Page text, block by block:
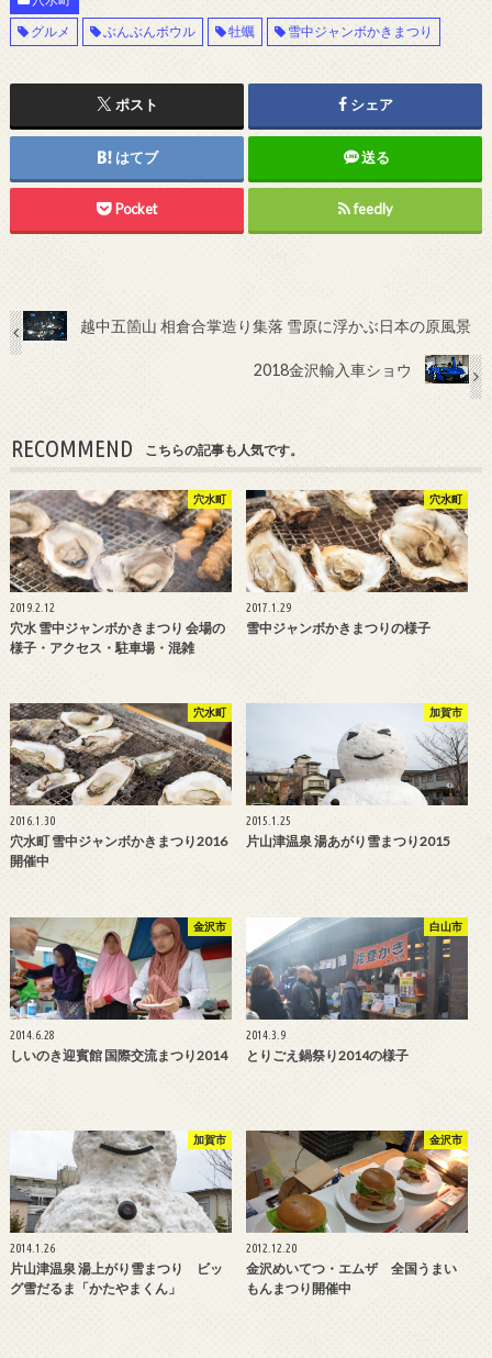
グルメ
ぶんぶんボウル 牡蠣 雪中ジャンボかきまつり
ポスト シェア
はてブ 送る
Pocket feedly
越中五箇山 相倉合掌造り集落 雪原に浮かぶ日本の原風景
2018金沢輸入車ショウ
RECOMMEND こちらの記事も人気です。
穴水町
2019.2.12
穴水 雪中ジャンボかきまつり 会場の
様子・アクセス・駐車場・混雑
穴水町
2017.1.29
雪中ジャンボかきまつりの様子
穴水町
2016.1.30
穴水町 雪中ジャンボかきまつり2016
開催中
加賀市
2015.1.25
片山津温泉 湯あがり雪まつり2015
金沢市
2014.6.28
しいのき迎賓館 国際交流まつり2014
白山市
2014.3.9
とりごえ鍋祭り2014の様子
加賀市
2014.1.26
片山津温泉 湯上がり雪まつり ビッ
グ雪だるま「かたやまくん」
金沢市
2012.12.20
金沢めいてつ・エムザ 全国うまい
もんまつり開催中